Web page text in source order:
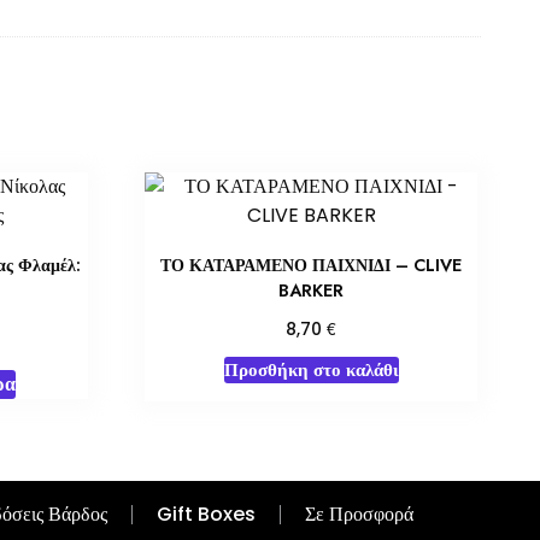
Φλαμέλ:
ΤΟ ΚΑΤΑΡΑΜΕΝΟ ΠΑΙΧΝΙΔΙ – CLIVE
BARKER
8,70€
Προσθήκη στο καλάθι
Βάρδος Gift Boxes Σε Προσφορά